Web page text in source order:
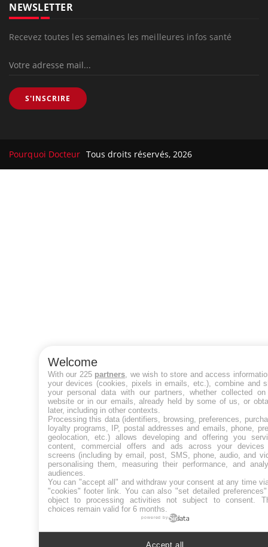
NEWSLETTER
Recevez toutes les semaines les meilleures infos santé
S'INSCRIRE
Pourquoi Docteur Tous droits réservés, 2026
Welcome
With our 225 partners , we wish to store and access
your devices (cookies, pixels in emails, etc.), combine and
your personal data with our partners, whether collected
website or in our emails, already held by some of us, or
later, including in other contexts.
Processing this data (identifiers, browsing, preferences,
loyalty programs, IP, postal addresses and emails, phone,
geolocation, etc.) allows developing and offering you
content, commercial offers and ads across your devices
screens (including by email, post, SMS, phone, audio, and
personalising them, measuring their performance, and
audiences.
You can "accept all" and withdraw your consent at any time
"cookies" footer link . You can also "set detailed
object to processing activities not subject to consent.
choices remain valid for 6 months.
powered by
Accept all